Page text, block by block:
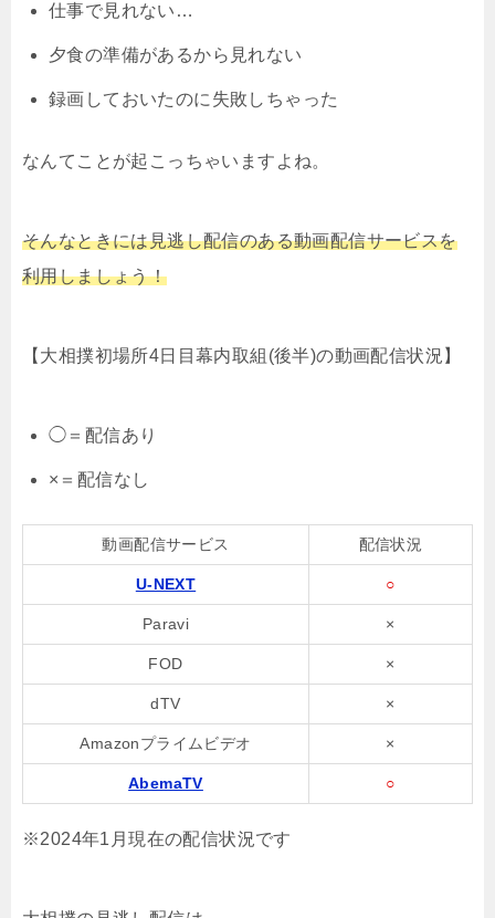
仕事で見れない…
夕食の準備があるから見れない
録画しておいたのに失敗しちゃった
なんてことが起こっちゃいますよね。
そんなときには見逃し配信のある動画配信サービスを
利用しましょう！
【大相撲初場所4日目幕内取組(後半)の動画配信状況】
◯＝配信あり
×＝配信なし
動画配信サービス 配信状況
U-NEXT ○
Paravi ×
FOD ×
dTV ×
Amazonプライムビデオ ×
AbemaTV ○
※2024年1月現在の配信状況です